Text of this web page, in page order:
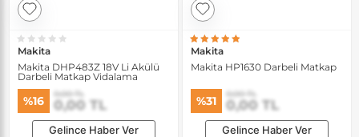
Makita
Makita DHP483Z 18V Li Akülü
Darbeli Matkap Vidalama
%16 0,00 TL
0,00 TL
Gelince Haber Ver
Makita
Makita HP1630 Darbeli Matkap
%31 0,00 TL
0,00 TL
Gelince Haber Ver